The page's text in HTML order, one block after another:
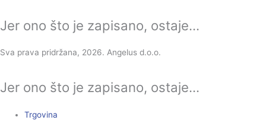
Jer ono što je zapisano, ostaje...
Sva prava pridržana, 2026. Angelus d.o.o.
Jer ono što je zapisano, ostaje...
Trgovina